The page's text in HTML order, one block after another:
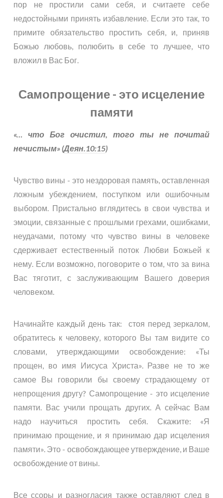
пор не простили сами себя, и считаете себе
недостойными принять избавление. Если это так, то
примите обязательство простить себя, и, приняв
Божью любовь, полюбить в себе то лучшее, что
вложил в Вас Бог.
Самопрощение - это исцеление
памяти
«… что Бог очистил, того ты не почитай
нечистым» (Деян.10:15)
Чувство вины - это нездоровая память, оставленная
ложным убеждением, поступком или ошибочным
выбором. Пристально вглядитесь в свои чувства и
эмоции, связанные с прошлыми грехами, ошибками,
неудачами, потому что чувство вины в человеке
сдерживает естественный поток Любви Божьей к
нему. Если возможно, поговорите о том, что за вина
Вас тяготит, с заслуживающим Вашего доверия
человеком.
Начинайте каждый день так: стоя перед зеркалом,
обратитесь к человеку, которого Вы там видите со
словами, утверждающими освобождение: «Ты
прощен, во имя Иисуса Христа». Разве не то же
самое Вы говорили бы своему страдающему от
непрощения другу? Самопрощение - это исцеление
памяти. Вас учили прощать других. А сейчас Вам
надо научиться простить себя. Скажите: «Я
принимаю прощение, и я принимаю дар исцеления
памяти». Это - освобождающее утверждение, и Ваше
освобождение от вины.
Все ссоры и разногласия также оставляют след в